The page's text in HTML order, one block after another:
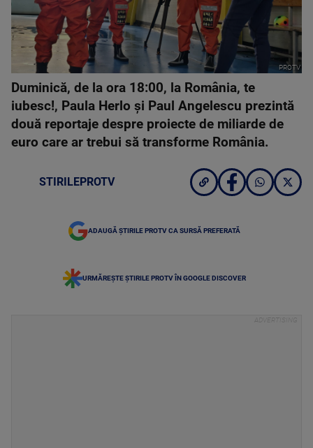
PROTV
Duminică, de la ora 18:00, la România, te
iubesc!, Paula Herlo și Paul Angelescu prezintă
două reportaje despre proiecte de miliarde de
euro care ar trebui să transforme România.
STIRILEPROTV
ADAUGĂ ȘTIRILE PROTV CA SURSĂ PREFERATĂ
URMĂREȘTE ȘTIRILE PROTV ÎN GOOGLE DISCOVER